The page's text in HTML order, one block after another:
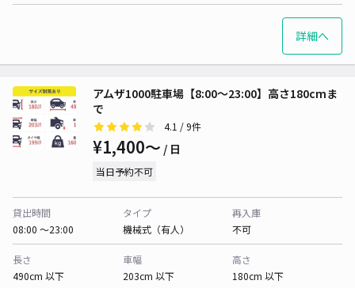
詳細へ
アムザ1000駐車場【8:00〜23:00】高さ180cmま
で
4.1 / 9件
¥1,400〜 / 日
当日予約不可
貸出時間
08:00 〜23:00
タイプ
機械式（有人）
再入庫
不可
長さ
490cm 以下
車幅
203cm 以下
高さ
180cm 以下